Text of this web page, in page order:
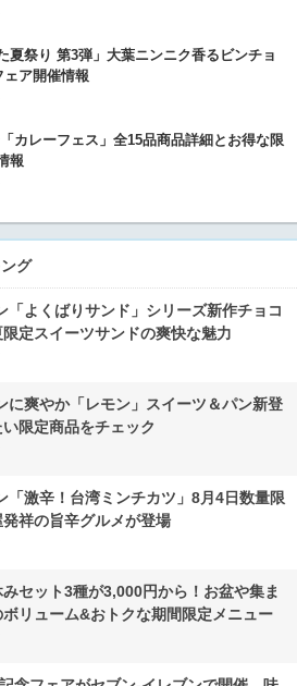
夏祭り 第3弾」大葉ニンニク香るビンチョ
ェア開催情報
カレーフェス」全15品商品詳細とお得な限
報
グ
「よくばりサンド」シリーズ新作チョコ
限定スイーツサンドの爽快な魅力
に爽やか「レモン」スイーツ＆パン新登
限定商品をチェック
「激辛！台湾ミンチカツ」8月4日数量限
祥の旨辛グルメが登場
セット3種が3,000円から！お盆や集ま
ボリューム&おトクな期間限定メニュー